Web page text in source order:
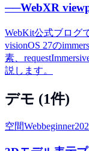
──WebXR
WebKit公式ブログ
visionOS 27の
素、
説します。
デモ (1件)
空間Webbeginner